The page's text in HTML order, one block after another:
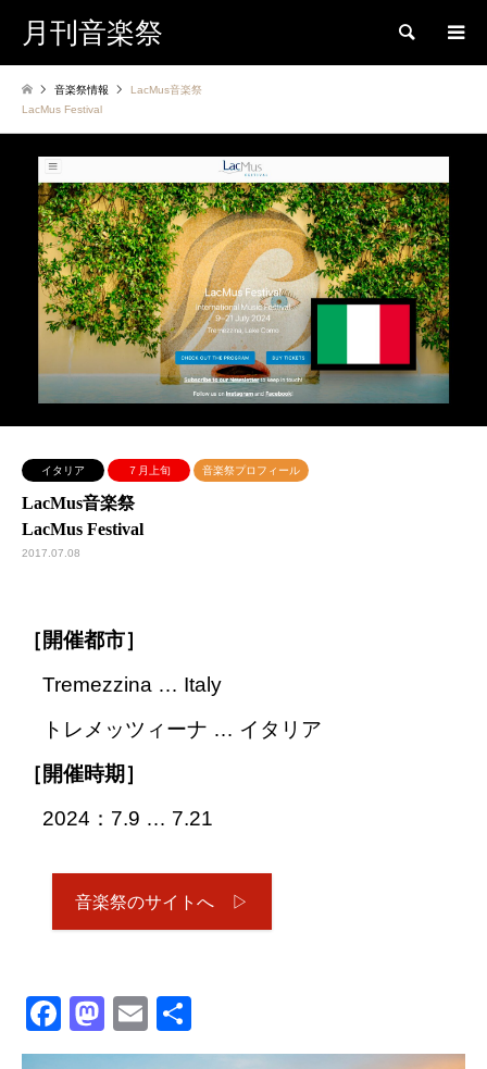
月刊音楽祭 検索
音楽祭情報
LacMus音楽祭
LacMus Festival
イタリア ７月上旬 音楽祭プロフィール
LacMus音楽祭
LacMus Festival
2017.07.08
［開催都市］
Tremezzina … Italy
トレメッツィーナ … イタリア
［開催時期］
2024：7.9 … 7.21
音楽祭のサイトへ ▷
Facebook
Mastodon
Email
有